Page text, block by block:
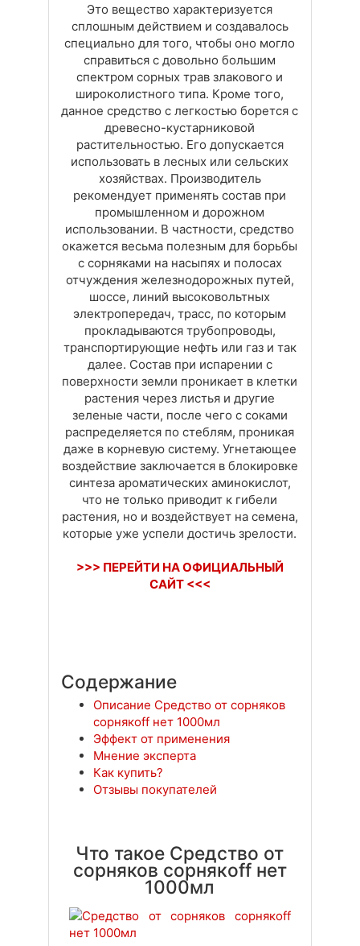
Это вещество характеризуется
сплошным действием и создавалось
специально для того, чтобы оно могло
справиться с довольно большим
спектром сорных трав злакового и
широколистного типа. Кроме того,
данное средство с легкостью борется с
древесно-кустарниковой
растительностью. Его допускается
использовать в лесных или сельских
хозяйствах. Производитель
рекомендует применять состав при
промышленном и дорожном
использовании. В частности, средство
окажется весьма полезным для борьбы
с сорняками на насыпях и полосах
отчуждения железнодорожных путей,
шоссе, линий высоковольтных
электропередач, трасс, по которым
прокладываются трубопроводы,
транспортирующие нефть или газ и так
далее. Состав при испарении с
поверхности земли проникает в клетки
растения через листья и другие
зеленые части, после чего с соками
распределяется по стеблям, проникая
даже в корневую систему. Угнетающее
воздействие заключается в блокировке
синтеза ароматических аминокислот,
что не только приводит к гибели
растения, но и воздействует на семена,
которые уже успели достичь зрелости.
>>> ПЕРЕЙТИ НА ОФИЦИАЛЬНЫЙ
САЙТ <<<
Содержание
Описание Средство от сорняков
сорнякoff нет 1000мл
Эффект от применения
Мнение эксперта
Как купить?
Отзывы покупателей
Что такое Средство от
сорняков сорнякoff нет
1000мл